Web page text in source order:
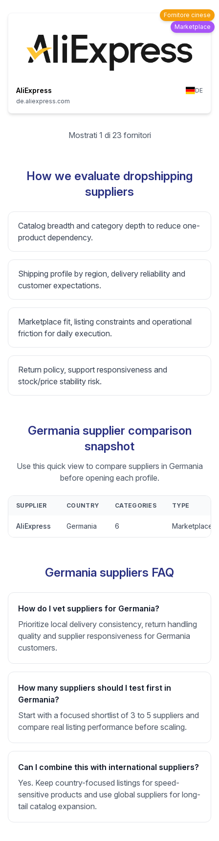
Fornitore cinese
Marketplace
AliExpress
DE
de.aliexpress.com
Mostrati 1 di 23 fornitori
How we evaluate dropshipping
suppliers
Catalog breadth and category depth to reduce one-
product dependency.
Shipping profile by region, delivery reliability and
customer expectations.
Marketplace fit, listing constraints and operational
friction for daily execution.
Return policy, support responsiveness and
stock/price stability risk.
Germania supplier comparison
snapshot
Use this quick view to compare suppliers in Germania
before opening each profile.
SUPPLIER COUNTRY CATEGORIES TYPE
AliExpress Germania 6 Marketplace
Germania suppliers FAQ
How do I vet suppliers for Germania?
Prioritize local delivery consistency, return handling
quality and supplier responsiveness for Germania
customers.
How many suppliers should I test first in
Germania?
Start with a focused shortlist of 3 to 5 suppliers and
compare real listing performance before scaling.
Can I combine this with international suppliers?
Yes. Keep country-focused listings for speed-
sensitive products and use global suppliers for long-
tail catalog expansion.